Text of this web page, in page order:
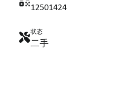
12501424
状态
二手